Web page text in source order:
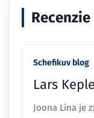
Recenzie
Schefikuv blog
Lars
Joona Lina je